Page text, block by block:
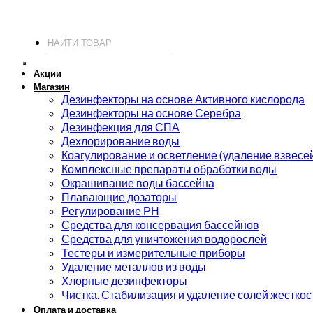
Акции
Магазин
Дезинфекторы на основе Активного кислорода
Дезинфекторы на основе Серебра
Дезинфекция для СПА
Дехлорирование воды
Коагулирование и осветление (удаление
Комплексные препараты обработки воды
Окрашивание воды бассейна
Плавающие дозаторы
Регулирование РН
Средства для консервация бассейнов
Средства для уничтожения водорослей
Тестеры и измерительные приборы
Удаление металлов из воды
Хлорные дезинфекторы
Чистка. Стабилизация и удаление солей
Оплата и доставка